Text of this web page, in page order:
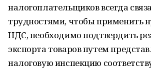
налогоплательщиков всегда
трудностями, чтобы применить
НДС, необходимо подтвердить
экспорта товаров путем
налоговую инспекцию